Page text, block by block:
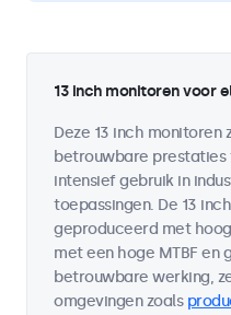
13 inch monitoren voor
Deze 13 inch monitoren
betrouwbare prestaties
intensief gebruik in
toepassingen. De 13
geproduceerd met
met een hoge MTBF en
betrouwbare werking,
omgevingen zoals